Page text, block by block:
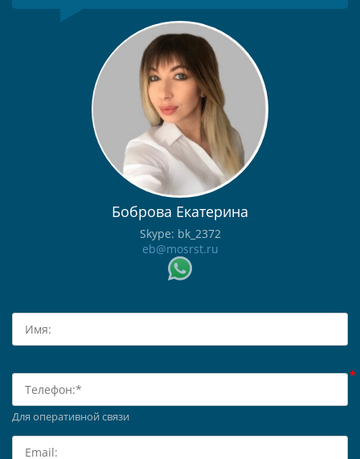
Боброва Екатерина
Skype: bk_2372
eb@mosrst.ru
Для оперативной связи